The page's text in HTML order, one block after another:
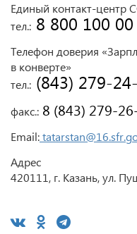
Единый контакт-центр
тел.: 8 800 100
Телефон доверия
в конверте»
тел.: (843) 279-
факс.: 8 (843) 279-
Email:
Адрес
420111, г. Казань, ул.